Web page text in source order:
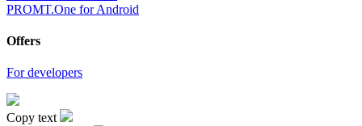
PROMT.One for Android
Offers
For developers
Copy text